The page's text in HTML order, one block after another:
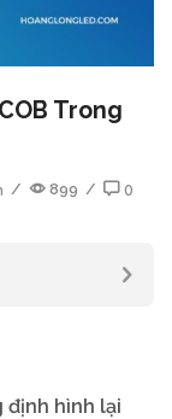
Trong
/ 899 / 0
định hình lại